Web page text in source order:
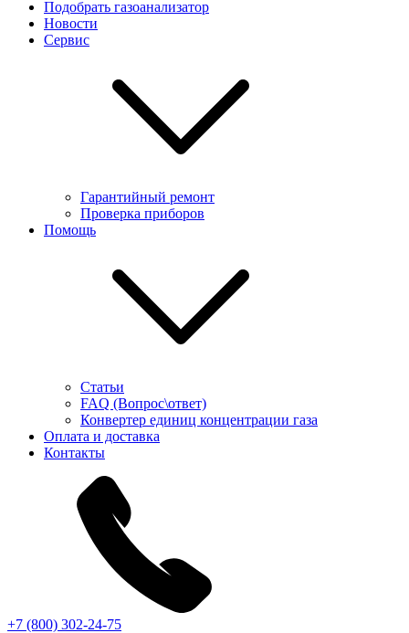
Подобрать газоанализатор
Новости
Сервис
Гарантийный ремонт
Проверка приборов
Помощь
Статьи
FAQ (Вопрос\ответ)
Конвертер единиц концентрации газа
Оплата и доставка
Контакты
+7 (800) 302-24-75